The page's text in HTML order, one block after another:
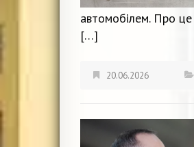
автомобілем. Про
[…]
20.06.2026